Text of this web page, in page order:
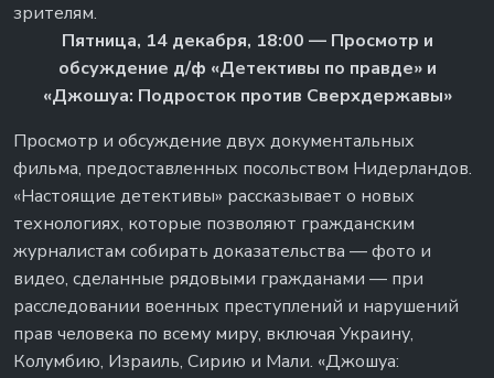
зрителям.
Пятница, 14 декабря, 18:00 — Просмотр и
обсуждение д/ф «Детективы по правде» и
«Джошуа: Подросток против Сверхдержавы»
Просмотр и обсуждение двух документальных
фильма, предоставленных посольством Нидерландов.
«Настоящие детективы» рассказывает о новых
технологиях, которые позволяют гражданским
журналистам собирать доказательства — фото и
видео, сделанные рядовыми гражданами — при
расследовании военных преступлений и нарушений
прав человека по всему миру, включая Украину,
Колумбию, Израиль, Сирию и Мали. «Джошуа: